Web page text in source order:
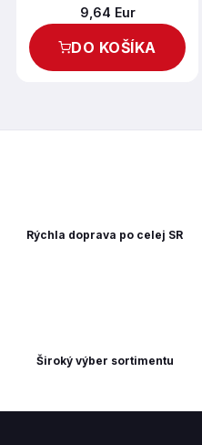
9,64 Eur
DO KOŠÍKA
Rýchla doprava po celej SR
Široký výber sortimentu